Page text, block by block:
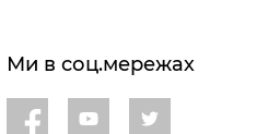
Ми в соц.мережах